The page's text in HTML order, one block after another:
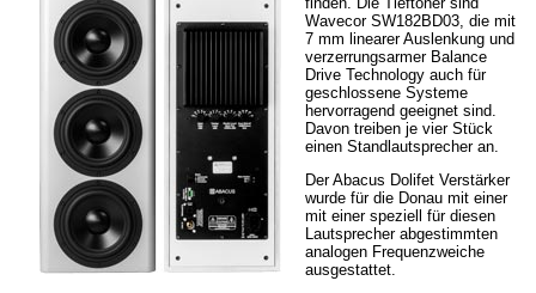
Wavecor SW182BD03, die mit
7 mm linearer Auslenkung und
verzerrungsarmer Balance
Drive Technology auch für
geschlossene Systeme
hervorragend geeignet sind.
Davon treiben je vier Stück
einen Standlautsprecher an.
Der Abacus Dolifet Verstärker
wurde für die Donau mit einer
mit einer speziell für diesen
Lautsprecher abgestimmten
analogen Frequenzweiche
ausgestattet.